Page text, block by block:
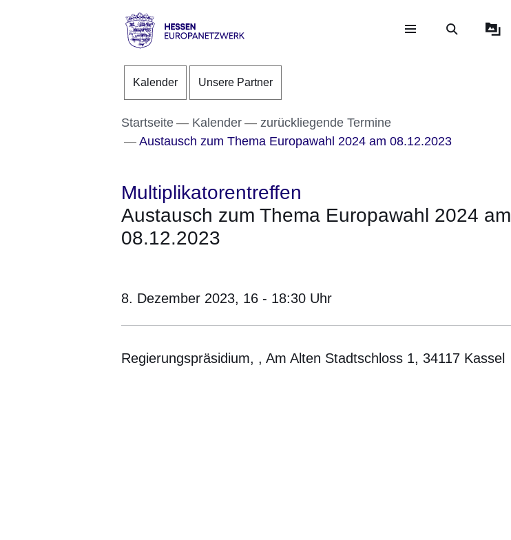
Direkt zum Kopf der Seite
Direkt zum Inhalt
Direkt zum Fuß der Seite
Europanetzwerk
Kalender Unsere Partner
Startseite Kalender
zurückliegende Termine
Austausch zum Thema Europawahl 2024 am 08.12.2023
Multiplikatorentreffen
Austausch zum Thema Europawahl 2024 am
08.12.2023
8. Dezember 2023, 16 - 18:30 Uhr
Regierungspräsidium, , Am Alten Stadtschloss 1, 34117 Kassel